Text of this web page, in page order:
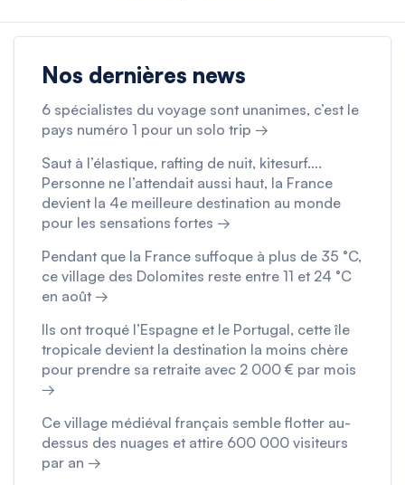
Nos dernières news
6 spécialistes du voyage sont unanimes, c’est le
pays numéro 1 pour un solo trip →
Saut à l’élastique, rafting de nuit, kitesurf….
Personne ne l’attendait aussi haut, la France
devient la 4e meilleure destination au monde
pour les sensations fortes →
Pendant que la France suffoque à plus de 35 °C,
ce village des Dolomites reste entre 11 et 24 °C
en août →
Ils ont troqué l’Espagne et le Portugal, cette île
tropicale devient la destination la moins chère
pour prendre sa retraite avec 2 000 € par mois
→
Ce village médiéval français semble flotter au-
dessus des nuages et attire 600 000 visiteurs
par an →